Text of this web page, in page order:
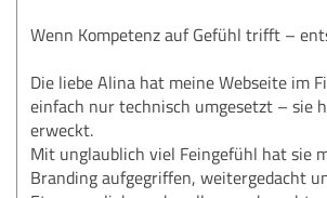
Wenn Kompetenz auf Gefühl trifft –
Die liebe Alina hat meine Webseite im
einfach nur technisch umgesetzt – sie
erweckt.
Mit unglaublich viel Feingefühl hat sie
Branding aufgegriffen, weitergedacht